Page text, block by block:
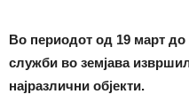
Во периодот од 19 март
служби во земјава
најразлични објекти.